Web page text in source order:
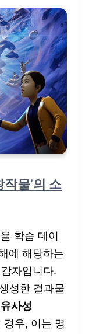
물’의 소
학습 데이
에 해당하는
자입니다.
성한 결과물
사성
경우, 이는 명